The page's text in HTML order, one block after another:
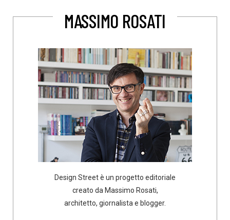
MASSIMO ROSATI
Design Street è un progetto editoriale
creato da Massimo Rosati,
architetto, giornalista e blogger.